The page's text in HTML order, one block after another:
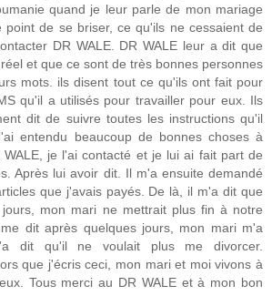
quand je leur parle de mon mariage
point de se briser, ce qu'ils ne cessaient de
DR WALE. DR WALE leur a dit que
et que ce sont de très bonnes personnes
mots. ils disent tout ce qu'ils ont fait pour
qu'il a utilisés pour travailler pour eux. Ils
dit de suivre toutes les instructions qu'il
entendu beaucoup de bonnes choses à
WALE, je l'ai contacté et je lui ai fait part de
Après lui avoir dit. Il m'a ensuite demandé
que j'avais payés. De là, il m'a dit que
mon mari ne mettrait plus fin à notre
dit après quelques jours, mon mari m'a
dit qu'il ne voulait plus me divorcer.
que j'écris ceci, mon mari et moi vivons à
Tous merci au DR WALE et à mon bon